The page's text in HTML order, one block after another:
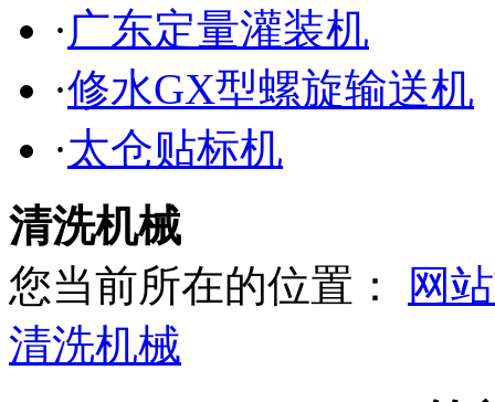
·广东定量灌装机
·修水GX型螺旋输送机
·太仓贴标机
清洗机械
您当前所在的位置：
网
清洗机械